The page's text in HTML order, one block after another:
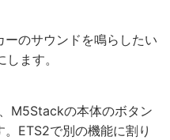
のサウンドを鳴らしたい
ます。
M5Stackの本体のボタン
ETS2で別の機能に割り